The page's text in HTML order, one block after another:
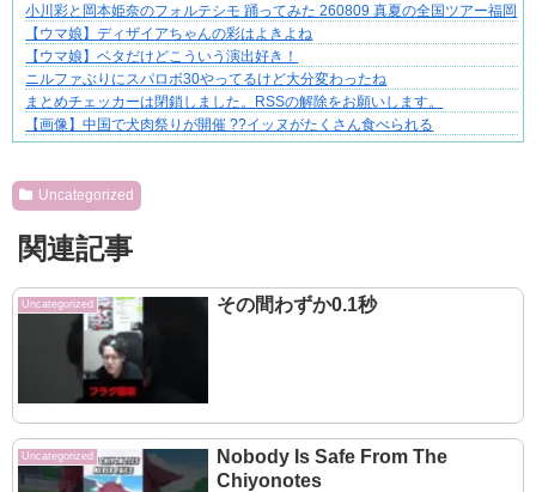
小川彩と岡本姫奈のフォルテシモ 踊ってみた 260809 真夏の全国ツアー福岡
【ウマ娘】ディザイアちゃんの彩はよきよね
【ウマ娘】ベタだけどこういう演出好き！
ニルファぶりにスパロボ30やってるけど大分変わったね
まとめチェッカーは閉鎖しました。RSSの解除をお願いします。
【画像】中国で犬肉祭りが開催 ??イッヌがたくさん食べられる
Uncategorized
関連記事
Uncategorized その間わずか0.1秒
Uncategorized
Nobody Is Safe From The
Chiyonotes